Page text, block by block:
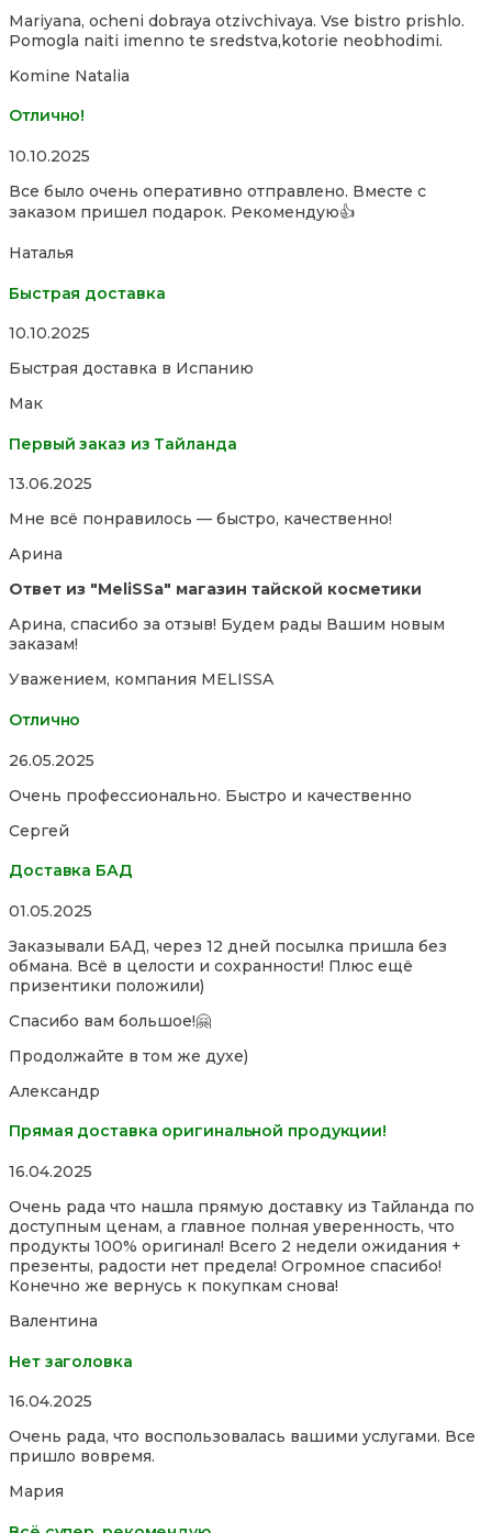
out
of
Mariyana, ocheni dobraya otzivchivaya. Vse bistro prishlo.
Pomogla naiti imenno te sredstva,kotorie neobhodimi.
Komine Natalia
Отлично!
Rated
out
of
10.10.2025
Все было очень оперативно отправлено. Вместе с
заказом пришел подарок. Рекомендую👍
Наталья
Быстрая доставка
Rated
out
5
10.10.2025
Быстрая доставка в Испанию
Мак
Первый заказ из Тайланда
Rated
out
5
13.06.2025
Мне всё понравилось — быстро, качественно!
Арина
Ответ из "MeliSSa" магазин тайской косметики
Арина, спасибо за отзыв! Будем рады Вашим новым
заказам!
Уважением, компания MELISSA
Отлично
Rated
out
5
26.05.2025
Очень профессионально. Быстро и качественно
Сергей
Доставка БАД
Rated
out
of
5
01.05.2025
Заказывали БАД, через 12 дней посылка пришла без
обмана. Всё в целости и сохранности! Плюс ещё
призентики положили)
Спасибо вам большое!🤗
Продолжайте в том же духе)
Александр
Прямая доставка оригинальной продукции!
Rated
out
of
5
16.04.2025
Очень рада что нашла прямую доставку из Тайланда по
доступным ценам, а главное полная уверенность, что
продукты 100% оригинал! Всего 2 недели ожидания +
презенты, радости нет предела! Огромное спасибо!
Конечно же вернусь к покупкам снова!
Валентина
Нет заголовка
Rated
out
of
16.04.2025
Очень рада, что воспользовалась вашими услугами. Все
пришло вовремя.
Мария